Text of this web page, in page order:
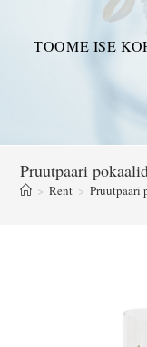
TOOME ISE
Pruutpaari
> Rent > Pruutpaari